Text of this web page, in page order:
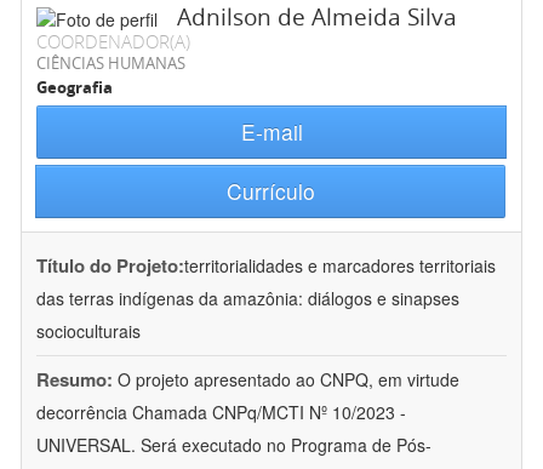
Adnilson de Almeida Silva
COORDENADOR(A)
CIÊNCIAS HUMANAS
Geografia
E-mail
Currículo
Título do Projeto:territorialidades e marcadores territoriais
das terras indígenas da amazônia: diálogos e sinapses
socioculturais
Resumo: O projeto apresentado ao CNPQ, em virtude
decorrência Chamada CNPq/MCTI Nº 10/2023 -
UNIVERSAL. Será executado no Programa de Pós-